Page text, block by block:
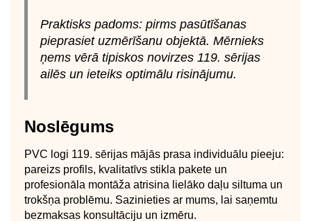
Praktisks padoms: pirms pasūtīšanas
pieprasiet uzmērīšanu objektā. Mērnieks
ņems vērā tipiskos novirzes 119. sērijas
ailēs un ieteiks optimālu risinājumu.
Noslēgums
PVC logi 119. sērijas mājās prasa individuālu pieeju:
pareizs profils, kvalitatīvs stikla pakete un
profesionāla montāža atrisina lielāko daļu siltuma un
trokšņa problēmu. Sazinieties ar mums, lai saņemtu
bezmaksas konsultāciju un izmēru.